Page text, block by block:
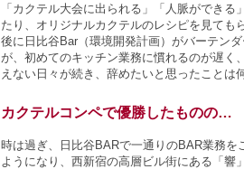
「カクテル大会に出られる」「人脈ができ
たり、オリジナルカクテルのレシピを見ても
後に日比谷Bar（環境開発計画）がバーテン
が、初めてのキッチン業務に慣れるのが遅く
えない日々が続き、辞めたいと思ったことは
カクテルコンペで優勝したものの…
時は過ぎ、日比谷BARで一通りのBAR業務を
ようになり、西新宿の高層ビル街にある「響